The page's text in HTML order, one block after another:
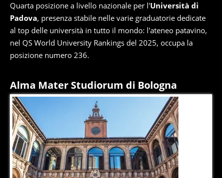
Quarta posizione a livello nazionale per l'Università di
Padova, presenza stabile nelle varie graduatorie dedicate
al top delle università in tutto il mondo: l'ateneo patavino,
nel QS World University Rankings del 2025, occupa la
posizione numero 236.
Alma Mater Studiorum di Bologna